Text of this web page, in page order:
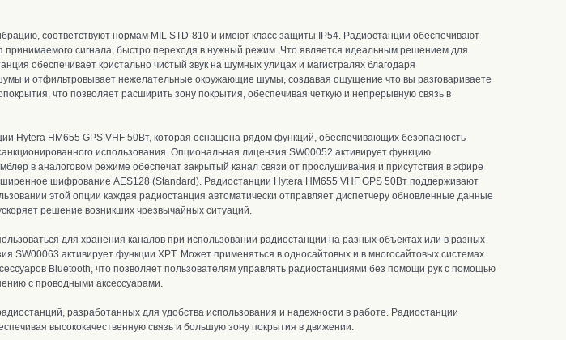
соответствуют нормам MIL STD-810 и имеют класс защиты IP54. Радиостанции обеспечивают
сигнала, быстро переходя в нужный режим. Что является идеальным решением для
обеспечивает кристально чистый звук на шумных улицах и магистралях благодаря
и отфильтровывает нежелательные окружающие шумы, создавая ощущение что вы разговариваете
что позволяет расширить зону покрытия, обеспечивая четкую и непрерывную связь в
Hytera HM655 GPS VHF 50Вт, которая оснащена рядом функций, обеспечивающих безопасность
использования. Опциональная лицензия SW00052 активирует функцию
в аналоговом режиме обеспечат закрытый канал связи от прослушивания и присутствия в эфире
шифрование AES128 (Standard). Радиостанции Hytera HM655 VHF GPS 50Вт поддерживают
этой опции каждая радиостанция автоматически отправляет диспетчеру обновленные данные
решение возникших чрезвычайных ситуаций.
для хранения каналов при использовании радиостанции на разных объектах или в разных
SW00063 активирует функции XPT. Может применяться в односайтовых и в многосайтовых системах
Bluetooth, что позволяет пользователям управлять радиостанциями без помощи рук с помощью
с проводными аксессуарами.
разработанных для удобства использования и надежности в работе. Радиостанции
высококачественную связь и большую зону покрытия в движении.